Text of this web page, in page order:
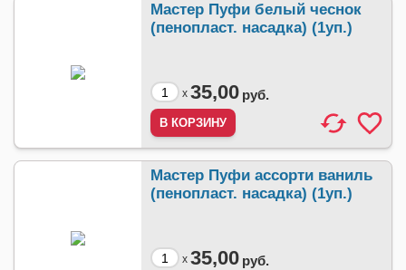
Мастер Пуфи белый чеснок
(пенопласт. насадка) (1уп.)
x 35,00 руб.
Мастер Пуфи ассорти ваниль
(пенопласт. насадка) (1уп.)
x 35,00 руб.